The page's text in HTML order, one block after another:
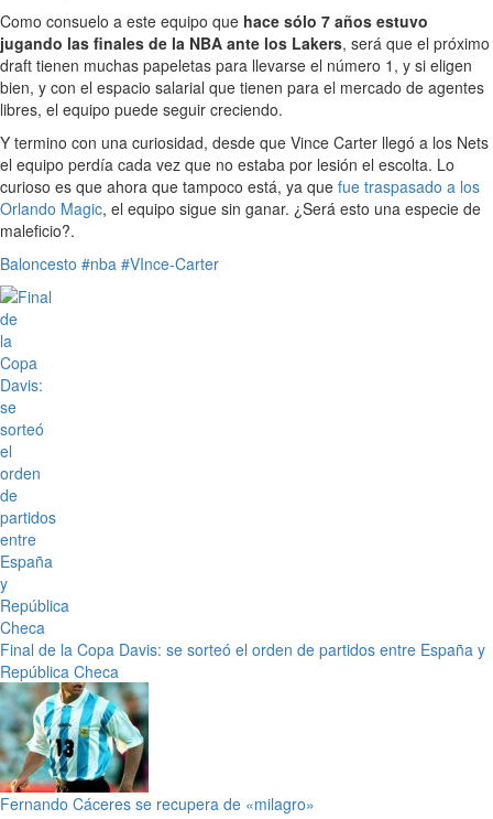
Como consuelo a este equipo que hace sólo 7 años estuvo
jugando las finales de la NBA ante los Lakers, será que el próximo
draft tienen muchas papeletas para llevarse el número 1, y si eligen
bien, y con el espacio salarial que tienen para el mercado de agentes
libres, el equipo puede seguir creciendo.
Y termino con una curiosidad, desde que Vince Carter llegó a los Nets
el equipo perdía cada vez que no estaba por lesión el escolta. Lo
curioso es que ahora que tampoco está, ya que fue traspasado a los
Orlando Magic, el equipo sigue sin ganar. ¿Será esto una especie de
maleficio?.
Baloncesto #nba #VInce-Carter
Final de la Copa Davis: se sorteó el orden de partidos entre España y
República Checa
Fernando Cáceres se recupera de «milagro»